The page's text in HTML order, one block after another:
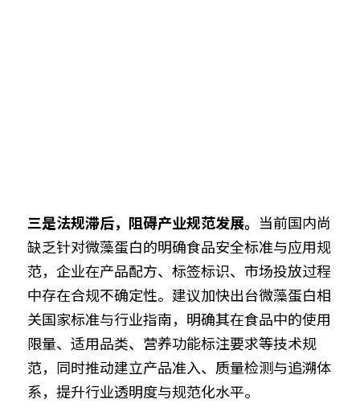
三是法规滞后，阻碍产业规范发展。 当前国内尚
缺乏针对微藻蛋白的明确食品安全标准与应用规
范，企业在产品配方、标签标识、市场投放过程
中存在合规不确定性。建议加快出台微藻蛋白相
关国家标准与行业指南，明确其在食品中的使用
限量、适用品类、营养功能标注要求等技术规
范，同时推动建立产品准入、质量检测与追溯体
系，提升行业透明度与规范化水平。